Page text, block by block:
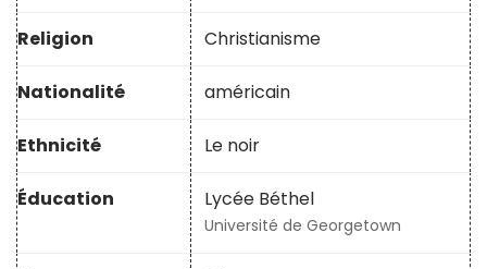
Religion Christianisme
Nationalité américain
Ethnicité Le noir
Éducation Lycée Béthel
Université de Georgetown